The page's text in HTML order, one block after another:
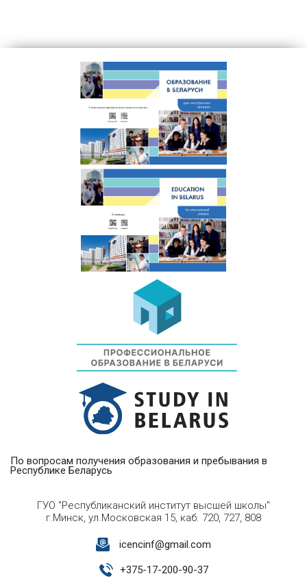
По вопросам получения образования и пребывания в
Республике Беларусь
ГУО "Республиканский институт высшей школы"
г.Минск, ул.Московская 15, каб. 720, 727, 808
icencinf@gmail.com
+375-17-200-90-37